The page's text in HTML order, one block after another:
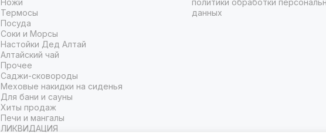
Ножи
Термосы
Посуда
Соки и Морсы
Настойки Дед Алтай
Алтайский чай
Прочее
Саджи-сковороды
Меховые накидки на сиденья
Для бани и сауны
Хиты продаж
Печи и мангалы
ЛИКВИДАЦИЯ
политики обработки
данных